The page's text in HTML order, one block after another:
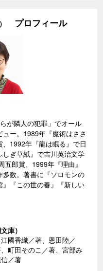
プロフィール
が隣人の犯罪」でオール
ー。1989年『魔術はささ
1992年『龍は眠る』で日
ぎ草紙』で吉川英治文学
郎賞、1999年『理由』
数。著書に『ソロモンの
『この世の春』『新しい
庫）
國香織／著、恩田陸／
町田そのこ／著、宮部み
／著